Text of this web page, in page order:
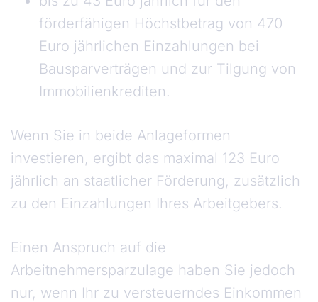
förderfähigen Höchstbetrag von 470
Euro jährlichen Einzahlungen bei
Bausparverträgen und zur Tilgung von
Immobilienkrediten.
Wenn Sie in beide Anlageformen
investieren, ergibt das maximal 123 Euro
jährlich an staatlicher Förderung, zusätzlich
zu den Einzahlungen Ihres Arbeitgebers.
Einen Anspruch auf die
Arbeitnehmersparzulage haben Sie jedoch
nur, wenn Ihr zu versteuerndes Einkommen